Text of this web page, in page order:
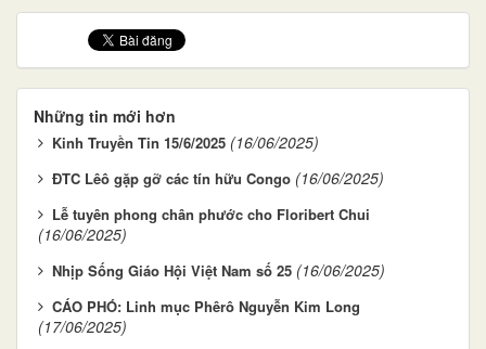
Những tin mới hơn
Kinh Truyền Tin 15/6/2025 (16/06/2025)
ĐTC Lêô gặp gỡ các tín hữu Congo (16/06/2025)
Lễ tuyên phong chân phước cho Floribert Chui
(16/06/2025)
Nhịp Sống Giáo Hội Việt Nam số 25 (16/06/2025)
CÁO PHÓ: Linh mục Phêrô Nguyễn Kim Long
(17/06/2025)